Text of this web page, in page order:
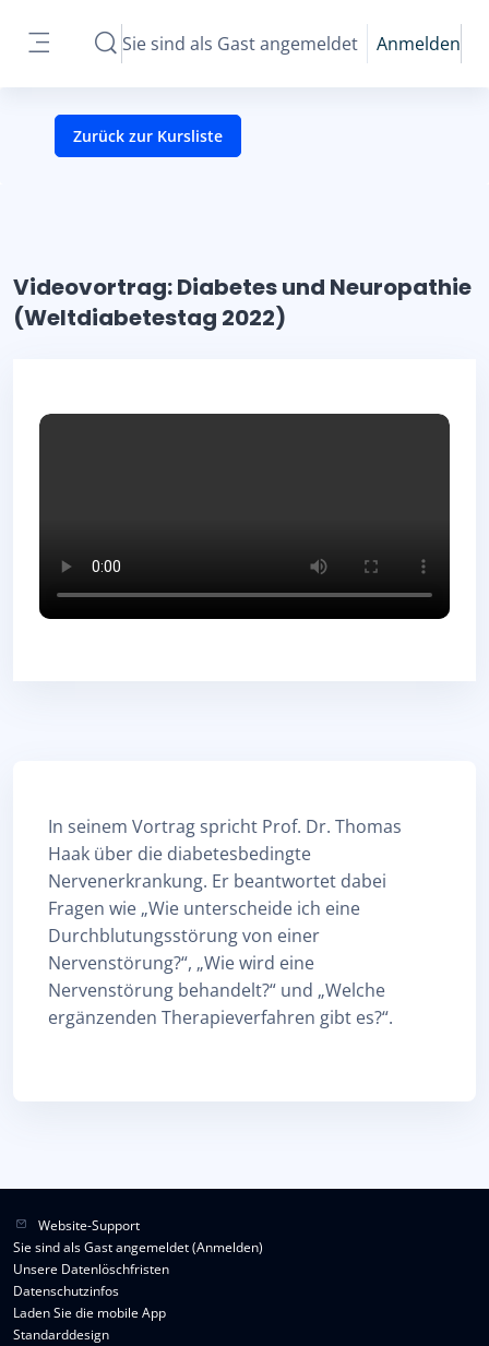
Website-Übersicht
Sucheingabe umschalten
Sie sind als Gast angemeldet Anmelden
Zurück zur Kursliste
Videovortrag: Diabetes und Neuropathie
(Weltdiabetestag 2022)
In seinem Vortrag spricht Prof. Dr. Thomas
Haak über die diabetesbedingte
Nervenerkrankung. Er beantwortet dabei
Fragen wie „Wie unterscheide ich eine
Durchblutungsstörung von einer
Nervenstörung?“, „Wie wird eine
Nervenstörung behandelt?“ und „Welche
ergänzenden Therapieverfahren gibt es?“.
Website-Support
Sie sind als Gast angemeldet (Anmelden)
Unsere Datenlöschfristen
Datenschutzinfos
Laden Sie die mobile App
Standarddesign